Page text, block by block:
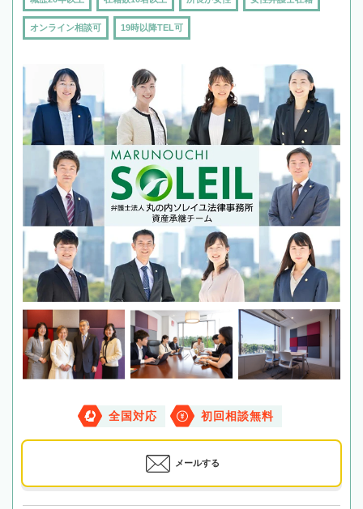
オンライン相談可 19時以降TEL可
全国対応 初回相談無料
メールする